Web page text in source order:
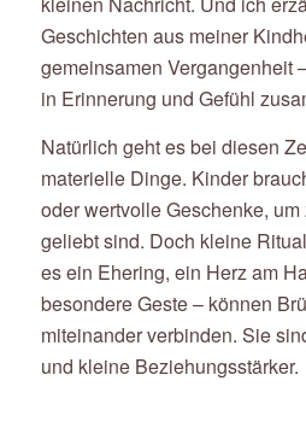
Geschichten aus meiner
gemeinsamen Vergangenheit
in Erinnerung und Gefühl
Natürlich geht es bei diesen
materielle Dinge. Kinder
oder wertvolle Geschenke,
geliebt sind. Doch kleine
es ein Ehering, ein Herz am
besondere Geste – können
miteinander verbinden. Sie
und kleine Beziehungsstärker.